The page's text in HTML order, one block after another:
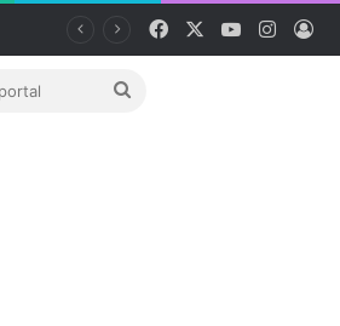
Facebook YouTube
Pretražite